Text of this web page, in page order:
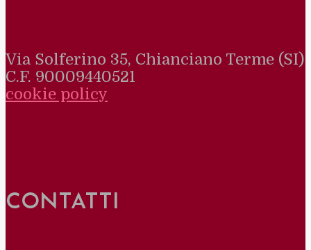
Via Solferino 35, Chianciano Terme (SI)
C.F. 90009440521
cookie policy
CONTATTI